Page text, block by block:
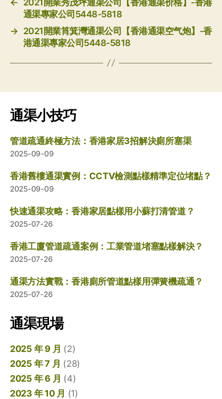
通渠專家公司5448-5818
→ 2021開業筲箕灣通渠公司【香港通渠空气炮】-香
港通渠專家公司5448-5818
通渠小技巧
管道疏通終極方法：香港家居3招解決廁所塞渠
2025-09-09
香港舊樓通渠實例：CCTV檢測點樣精準定位堵點？
2025-09-09
快速通渠攻略：香港家居點樣用小蘇打清管道？
2025-07-26
香港工廈管道疏通案例：工業管道堵塞點樣解決？
2025-07-26
通渠方法實戰：香港廁所管道點樣用彈簧機疏通？
2025-07-26
通渠現場
2025 年 9 月 (2)
2025 年 7 月 (28)
2025 年 6 月 (4)
2023 年 10 月 (1)